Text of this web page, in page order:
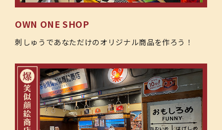
OWN ONE SHOP
刺しゅうであなただけのオリジナル商品を作ろう！